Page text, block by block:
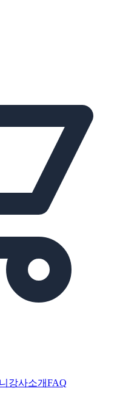
강사소개FAQ